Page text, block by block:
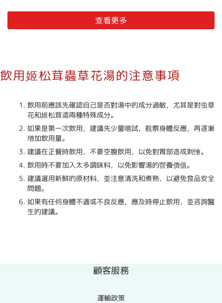
查看更多
飲用姬松茸蟲草花湯的注意事項
飲用前應該先確認自己是否對湯中的成分過敏，尤其是對虫草
花和姬松茸這兩種特殊成分。
如果是第一次飲用，建議先少量嚐試，觀察身體反應，再逐漸
增加飲用量。
建議在正餐時飲用，不要空腹飲用，以免對胃部造成刺懀。
飲用時不要加入太多調味料，以免影響湯的營養價值。
建議選用新鮮的原材料，並注意清洗和煮熟，以避免食品安全
問題。
如果有任何身體不適或不良反應，應及時停止飲用，並咨詢醫
生的建議。
顧客服務
運輸政策